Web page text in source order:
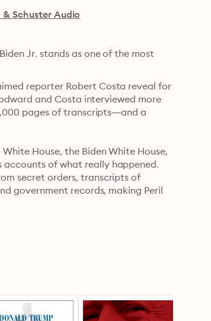
& Schuster Audio
Jr. stands as one of the most
reporter Robert Costa reveal for
and Costa interviewed more
pages of transcripts—and a
House, the Biden White House,
accounts of what really happened.
secret orders, transcripts of
government records, making Peril
as he began his presidency facing
of Americans facing soul-crushing
a world rife with threats, and